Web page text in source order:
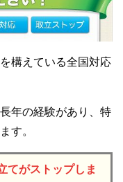
構えている全国対応
年の経験があり、特
す。
てがストップしま